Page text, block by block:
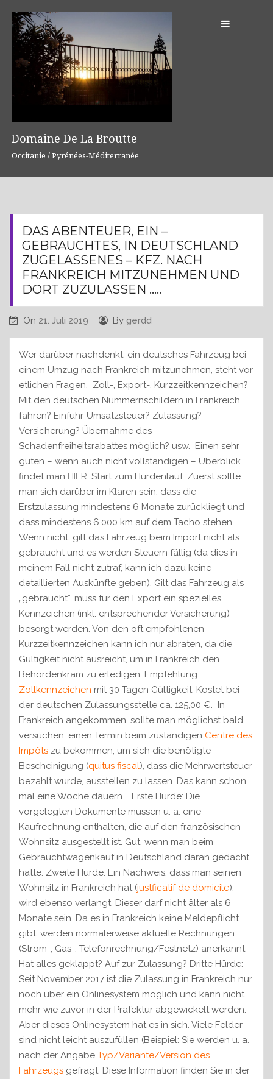
Domaine De La Broutte
Occitanie / Pyrénées-Méditerranée
DAS ABENTEUER, EIN –
GEBRAUCHTES, IN DEUTSCHLAND
ZUGELASSENES – KFZ. NACH
FRANKREICH MITZUNEHMEN UND
DORT ZUZULASSEN …..
On 21. Juli 2019 By gerdd
Wer darüber nachdenkt, ein deutsches Fahrzeug bei
einem Umzug nach Frankreich mitzunehmen, steht vor
etlichen Fragen. Zoll-, Export-, Kurzzeitkennzeichen?
Mit den deutschen Nummernschildern in Frankreich
fahren? Einfuhr-Umsatzsteuer? Zulassung?
Versicherung? Übernahme des
Schadenfreiheitsrabattes möglich? usw. Einen sehr
guten – wenn auch nicht vollständigen – Überblick
findet man HIER . Start zum Hürdenlauf: Zuerst sollte
man sich darüber im Klaren sein, dass die
Erstzulassung mindestens 6 Monate zurückliegt und
dass mindestens 6.000 km auf dem Tacho stehen.
Wenn nicht, gilt das Fahrzeug beim Import nicht als
gebraucht und es werden Steuern fällig (da dies in
meinem Fall nicht zutraf, kann ich dazu keine
detaillierten Auskünfte geben). Gilt das Fahrzeug als
„gebraucht“, muss für den Export ein spezielles
Kennzeichen (inkl. entsprechender Versicherung)
besorgt werden. Von den oft empfohlenen
Kurzzeitkennzeichen kann ich nur abraten, da die
Gültigkeit nicht ausreicht, um in Frankreich den
Behördenkram zu erledigen. Empfehlung:
Zollkennzeichen mit 30 Tagen Gültigkeit. Kostet bei
der deutschen Zulassungsstelle ca. 125,00 €.
In
Frankreich angekommen, sollte man möglichst bald
versuchen, einen Termin beim zuständigen Centre des
Impôts zu bekommen, um sich die benötigte
Bescheinigung (quitus fiscal), dass die Mehrwertsteuer
bezahlt wurde, ausstellen zu lassen. Das kann schon
mal eine Woche dauern … Erste Hürde: Die
vorgelegten Dokumente müssen u. a. eine
Kaufrechnung enthalten, die auf den französischen
Wohnsitz ausgestellt ist. Gut, wenn man beim
Gebrauchtwagenkauf in Deutschland daran gedacht
hatte. Zweite Hürde: Ein Nachweis, dass man seinen
Wohnsitz in Frankreich hat (justficatif de domicile),
wird ebenso verlangt. Dieser darf nicht älter als 6
Monate sein. Da es in Frankreich keine Meldepflicht
gibt, werden normalerweise aktuelle Rechnungen
(Strom-, Gas-, Telefonrechnung/Festnetz) anerkannt.
Hat alles geklappt? Auf zur Zulassung? Dritte Hürde:
Seit November 2017 ist die Zulassung in Frankreich nur
noch über ein Onlinesystem möglich und kann nicht
mehr wie zuvor in der Präfektur abgewickelt werden.
Aber dieses Onlinesystem hat es in sich. Viele Felder
sind nicht leicht auszufüllen (Beispiel: Sie werden u. a.
nach der Angabe Typ/Variante/Version des
Fahrzeugs gefragt. Diese Information finden Sie in der